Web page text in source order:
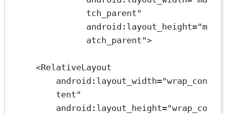
tch_parent"
android:layout_height="m
atch_parent">
<RelativeLayout
android:layout_width="wrap_con
tent"
android:layout_height="wrap_co